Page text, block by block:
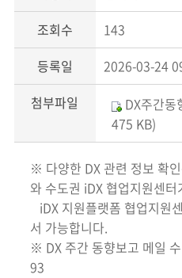
조회수
143
등록일
2026-03-24
첨부파일
DX주간동
475 KB)
※ 다양한 DX 관련 정보 확
와 수도권 iDX 협업지원센
iDX 지원플랫폼 협업지
서 가능합니다.
※ DX 주간 동향보고 메일
93